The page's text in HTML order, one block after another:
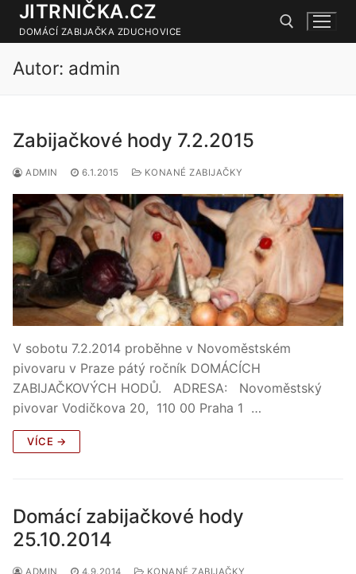
Přeskočit
JITRNIČKA.CZ
DOMÁCÍ ZABIJAČKA ZDUCHOVICE
Autor: admin
Zabijačkové hody 7.2.2015
ADMIN 6.1.2015 KONANÉ ZABIJAČKY
V sobotu 7.2.2014 proběhne v Novoměstském
pivovaru v Praze pátý ročník DOMÁCÍCH
ZABIJAČKOVÝCH HODŮ. ADRESA: Novoměstský
pivovar Vodičkova 20, 110 00 Praha 1 …
VÍCE →
Domácí zabijačkové hody
25.10.2014